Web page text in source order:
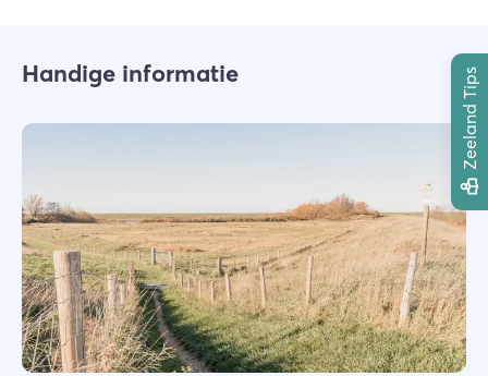
Handige informatie Zeeland Tips